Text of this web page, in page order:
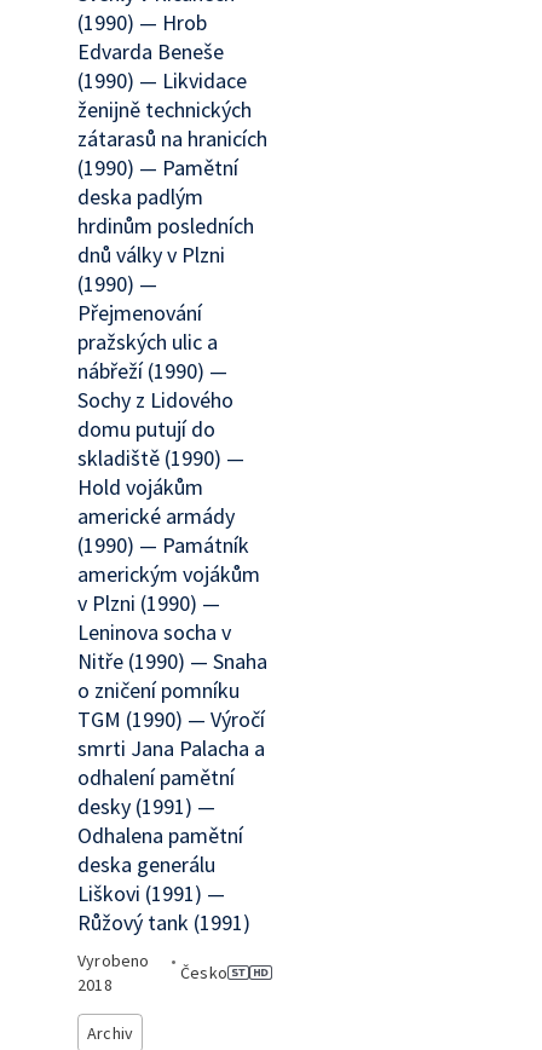
(1990) — Hrob
Edvarda Beneše
(1990) — Likvidace
ženijně technických
zátarasů na hranicích
(1990) — Pamětní
deska padlým
hrdinům posledních
dnů války v Plzni
(1990) —
Přejmenování
pražských ulic a
nábřeží (1990) —
Sochy z Lidového
domu putují do
skladiště (1990) —
Hold vojákům
americké armády
(1990) — Památník
americkým vojákům
v Plzni (1990) —
Leninova socha v
Nitře (1990) — Snaha
o zničení pomníku
TGM (1990) — Výročí
smrti Jana Palacha a
odhalení pamětní
desky (1991) —
Odhalena pamětní
deska generálu
Liškovi (1991) —
Růžový tank (1991)
Vyrobeno
2018
•
Česko
Archiv